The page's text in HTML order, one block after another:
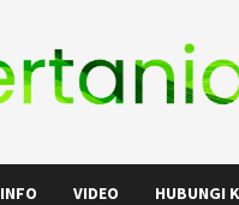
INFO VIDEO HUBUNGI